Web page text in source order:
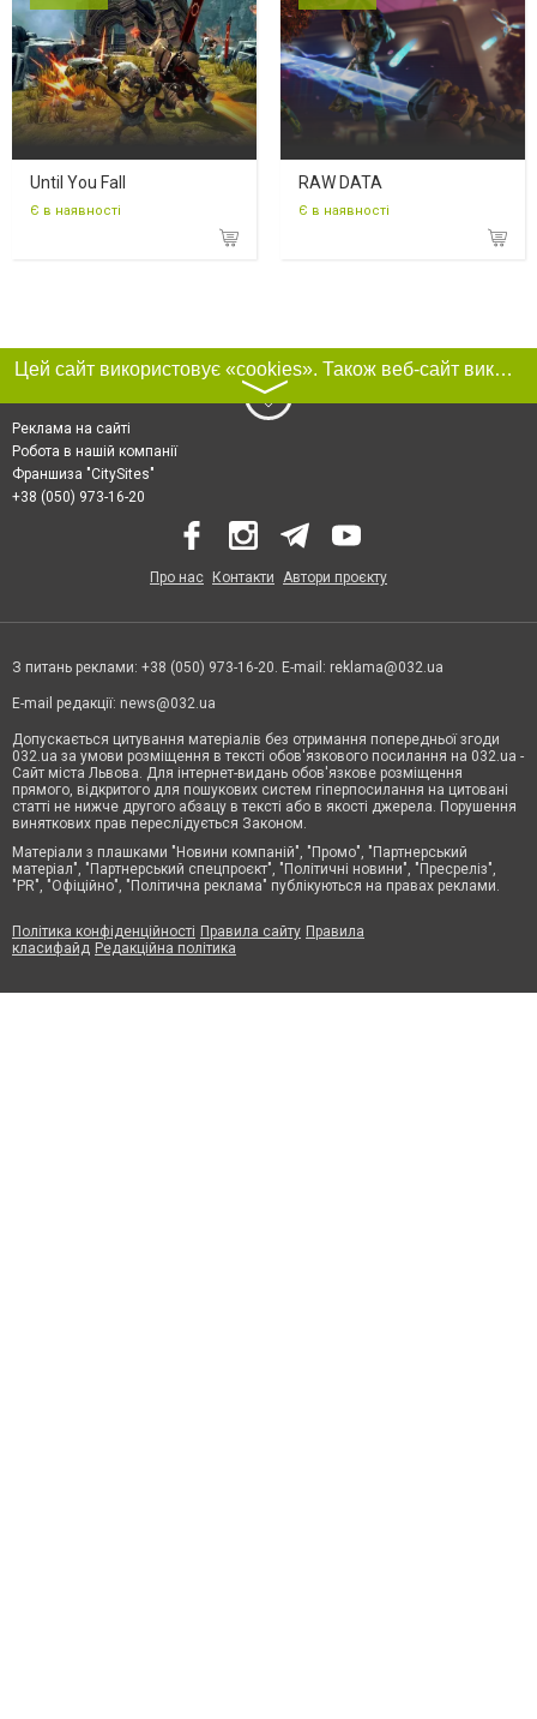
Until You Fall
Є в наявності
RAW DATA
Є в наявності
Цей сайт використовує «cookies». Також веб-сайт використовує інтернет-сервіс для збору технічних даних стосовно відвідувачів з метою отримання маркетингової та статистичної інформації. Умови обробки даних відвідувачів сайту див.
〉
Реклама на сайті
Робота в нашій компанії
Франшиза "CitySites"
+38 (050) 973-16-20
Про нас Контакти Автори проєкту
З питань реклами: +38 (050) 973-16-20. E-mail: reklama@032.ua
E-mail редакції: news@032.ua
Допускається цитування матеріалів без отримання попередньої згоди
032.ua за умови розміщення в тексті обов'язкового посилання на 032.ua -
Сайт міста Львова. Для інтернет-видань обов'язкове розміщення
прямого, відкритого для пошукових систем гіперпосилання на цитовані
статті не нижче другого абзацу в тексті або в якості джерела. Порушення
виняткових прав переслідується Законом.
Матеріали з плашками "Новини компаній", "Промо", "Партнерський
матеріал", "Партнерський спецпроєкт", "Політичні новини", "Пресреліз",
"PR", "Офіційно", "Політична реклама" публікуються на правах реклами.
Політика конфіденційності Правила сайту Правила
класифайд Редакційна політика